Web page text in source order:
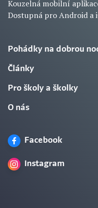
Kouzelná mobilní
Dostupná pro Android a
Pohádky na dobrou
Články
Pro školy a školky
O nás
Facebook
Instagram